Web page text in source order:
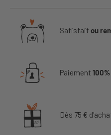
Satisfait ou
Paiement
Dès 75 €